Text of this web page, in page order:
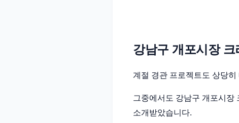
강남구 개포시장
계절 경관 프로젝트도 상당
그중에서도 강남구 개포시장
소개받았습니다.